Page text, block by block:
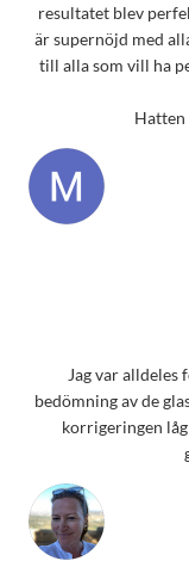
resultatet blev
är supernöjd med
till alla som vill ha
Jag var alldeles
bedömning av de
korrigeringen låg